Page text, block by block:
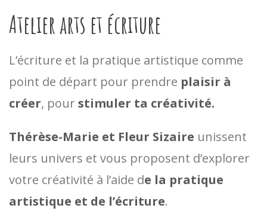
Atelier arts et écriture
L’écriture et la pratique artistique comme
point de départ pour prendre plaisir à
créer, pour stimuler ta créativité.
Thérèse-Marie et Fleur Sizaire unissent
leurs univers et vous proposent d’explorer
votre créativité à l’aide de la pratique
artistique et de l’écriture.